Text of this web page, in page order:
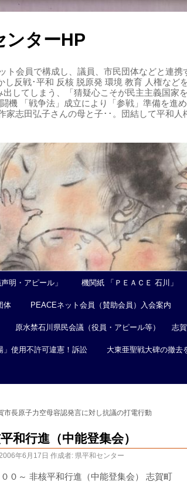
ンターHP
会員で構成し、議員、市民団体などと連携
反戦･平和 反核 脱原発 環境 教育 人権など
してしまう、「猜疑心こそが民主主義国家
機 「戦争法」成立により「参戦」準備を進
家志田弘子さんの母と子･･。団結して平和
声明・アピール」 機関紙 「ＰＥＡＣＥ 石川」
体 PEACEネット会員（賛助会員）入会案内
原水禁石川県民会議（役員・アピール等） 志
」使用不許可違憲！訴訟 大東亜聖戦大碑の撤去
市長原子力空母容認発言に対し抗議の打電行動
和行進（中能登集会）
年6月17日 作成者: 県平和センター
００～ 非核平和行進（中能登集会） 志賀町